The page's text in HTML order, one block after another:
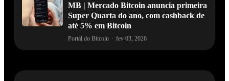
MB | Mercado Bitcoin anuncia primeira
Super Quarta do ano, com cashback de
até 5% em Bitcoin
Portal do Bitcoin · fev 03, 2026